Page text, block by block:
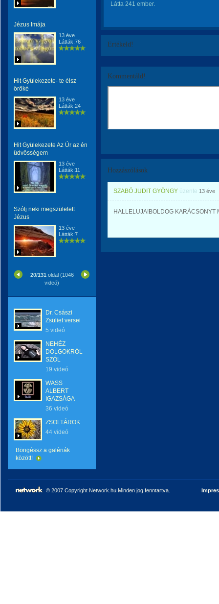
Jézus Imája
13 éve
Látták:76
Hit Gyülekezete- te élsz
öröké
13 éve
Látták:24
Hit Gyülekezete Az Úr az én
üdvösségem
13 éve
Látták:11
Szólj neki megszületett
Jézus
13 éve
Látták:7
20/131 oldal (1046
videó)
Dr. Császi
Zsüliet versei
5 videó
NEHÉZ
DOLGOKRÓL
SZÓL
19 videó
WASS
ALBERT
IGAZSÁGA
36 videó
ZSOLTÁROK
44 videó
Böngéssz a galériák
között!
Látta 241 ember.
Értékeld!
Kommentáld!
Hozzászólások
SZABÓ JUDIT GYÖNGY üzente 13 éve
HALLELUJA!BOLDOG KARÁCSONYT
© 2007 Copyright Network.hu Minden jog fenntartva.